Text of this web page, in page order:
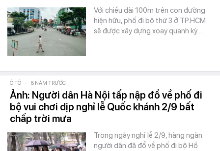
Với chiều dài 100m trên con đường
hiện hữu, phố đi bộ thứ 3 ở TP.HCM
sẽ được xây dựng xoay quanh kỳ…
Ô TÔ - 8 NĂM TRƯỚC
Ảnh: Người dân Hà Nội tấp nập đổ về phố đi
bộ vui chơi dịp nghỉ lễ Quốc khánh 2/9 bất
chấp trời mưa
Trong ngày nghỉ lễ 2/9, hàng ngàn
người dân đã đổ về phố đi bộ Hồ